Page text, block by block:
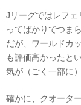
Jリーグではレフェ
ってばかりでつま
だが、ワールドカ
も評価高かったと
気が（ごく一部に
確かに、クオータ